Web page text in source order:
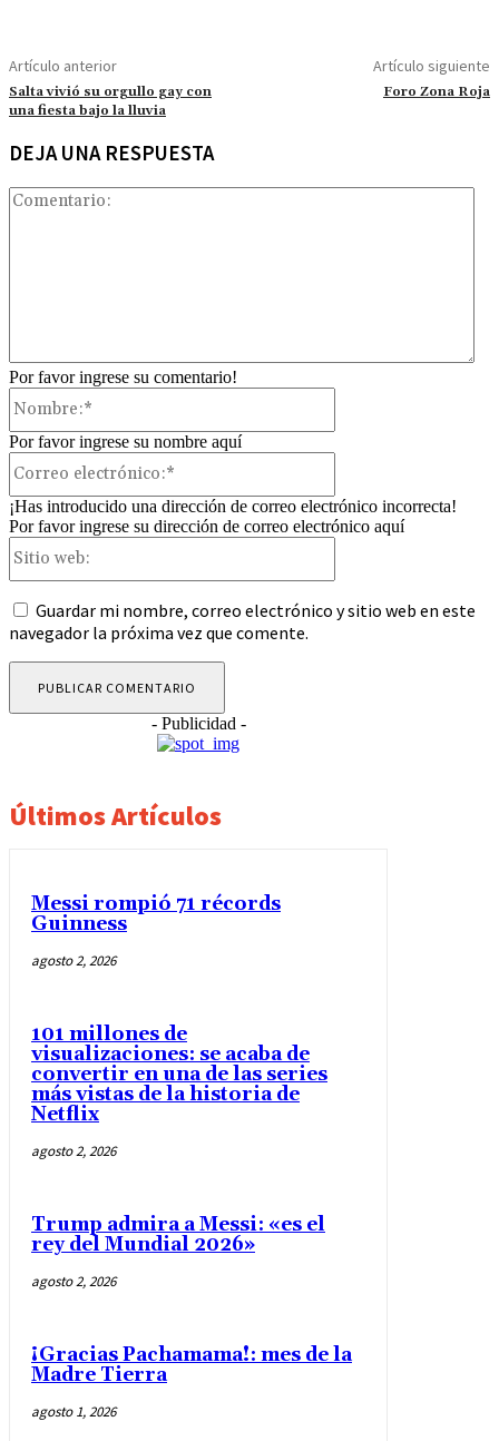
Artículo anterior
Salta vivió su orgullo gay con
una fiesta bajo la lluvia
Artículo siguiente
Foro Zona Roja
DEJA UNA RESPUESTA
Por favor ingrese su comentario!
Por favor ingrese su nombre aquí
¡Has introducido una dirección de correo electrónico incorrecta!
Por favor ingrese su dirección de correo electrónico aquí
Guardar mi nombre, correo electrónico y sitio web en este
navegador la próxima vez que comente.
- Publicidad -
Últimos Artículos
Messi rompió 71 récords
Guinness
agosto 2, 2026
101 millones de
visualizaciones: se acaba de
convertir en una de las series
más vistas de la historia de
Netflix
agosto 2, 2026
Trump admira a Messi: «es el
rey del Mundial 2026»
agosto 2, 2026
¡Gracias Pachamama!: mes de la
Madre Tierra
agosto 1, 2026